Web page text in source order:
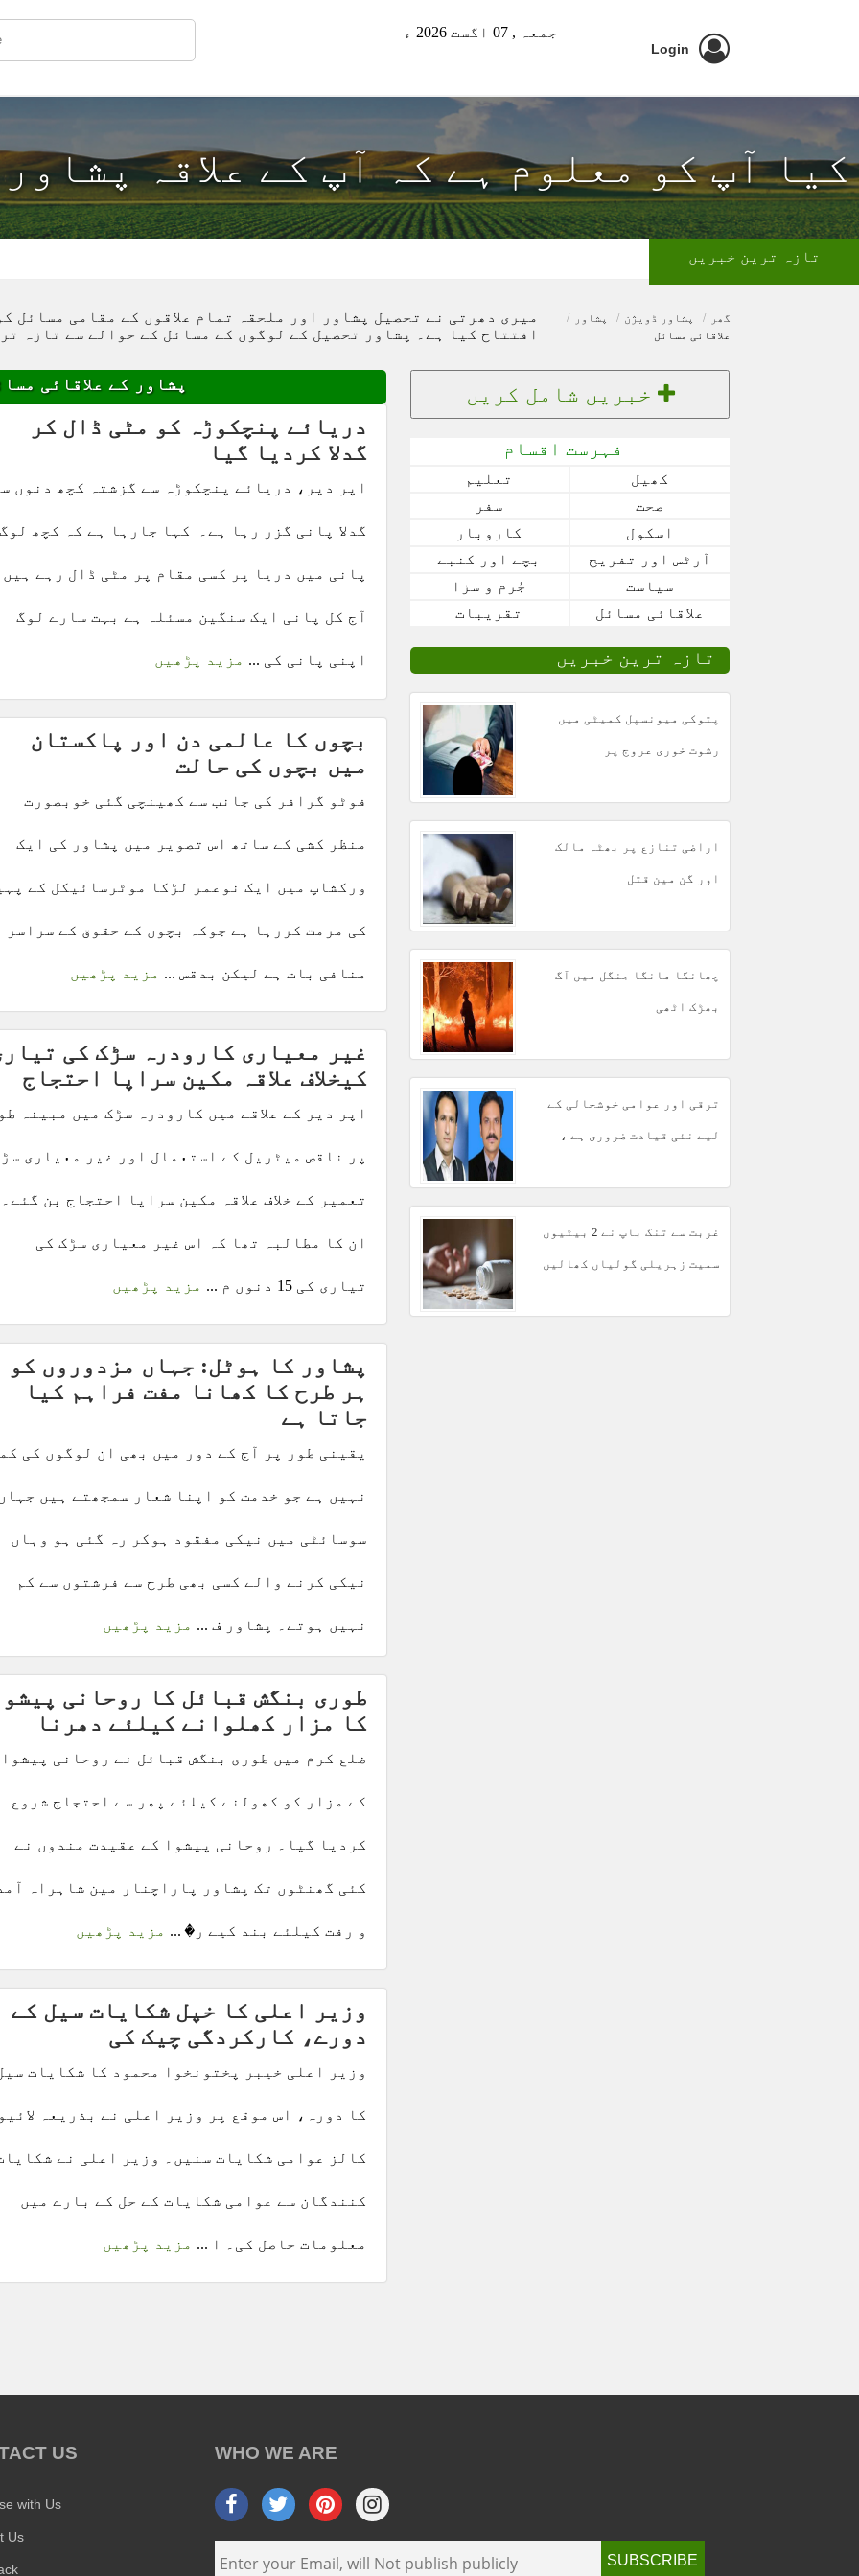
جمعہ , 07 اگست 2026 ء
Login
کیا آپ کو معلوم ہے کہ آپ کے علاقہ
تازہ ترین خبریں
گھر پشاور ڈویژن
پشاور
علاقائی مسائل
میری دھرتی نے تحصیل پشاور اور ملحقہ تمام علاقوں کے مقامی مسائل
افتتاح کیا ہے۔ پشاور تحصیل کے لوگوں کے مسائل کے حوالے سے تازہ
پشاور کے علاقائی
دریائے پنچکوڑہ کو مٹی ڈال کر
گدلا کردیا گیا
اپر دیر، دریائے پنچکوڑہ سے گزشتہ کچھ دنوں
گدلا پانی گزر رہا ہے۔ کہا جارہا ہے کہ کچھ لوگ
پانی میں دریا پر کسی مقام پر مٹی ڈال رہے
آج کل پانی ایک سنگین مسئلہ ہے بہت سارے لوگ
اپنی پانی کی ... مزید پڑھیں
بچوں کا عالمی دن اور پاکستان
میں بچوں کی حالت
فوٹو گرافر کی جانب سے کھینچی گئی خوبصورت
منظر کشی کے ساتھ اس تصویر میں پشاور کی ایک
ورکشاپ میں ایک نوعمر لڑکا موٹرسائیکل کے
کی مرمت کررہا ہے جوکہ بچوں کے حقوق کے سراسر
منافی بات ہے لیکن بدقس ... مزید پڑھیں
غیر معیاری کارودرہ سڑک کی
کیخلاف علاقہ مکین سراپا احتجاج
اپر دیر کے علاقے میں کارودرہ سڑک میں مبینہ
پر ناقص میٹریل کے استعمال اور غیر معیاری
تعمیر کے خلاف علاقہ مکین سراپا احتجاج بن گئے۔
ان کا مطالبہ تھا کہ اس غیر معیاری سڑک کی
تیاری کی 15 دنوں م ... مزید پڑھیں
پشاور کا ہوٹل: جہاں مزدوروں کو
ہر طرح کا کھانا مفت فراہم کیا
جاتا ہے
یقینی طور پر آج کے دور میں بھی ان لوگوں کی
نہیں ہے جو خدمت کو اپنا شعار سمجھتے ہیں
سوسائٹی میں نیکی مفقود ہوکر رہ گئی ہو وہاں
نیکی کرنے والے کسی بھی طرح سے فرشتوں سے کم
نہیں ہوتے۔ پشاور ف ... مزید پڑھیں
طوری بنگش قبائل کا روحانی
کا مزار کھلوانے کیلئے دھرنا
ضلع کرم میں طوری بنگش قبائل نے روحانی پیشوا
کے مزار کو کھولنے کیلئے پھر سے احتجاج شروع
کردیا گیا۔ روحانی پیشوا کے عقیدت مندوں نے
کئی گھنٹوں تک پشاور پاراچنار مین شاہراہ
و رفت کیلئے بند کیے ر� ... مزید پڑھیں
وزیر اعلی کا خپل شکایات سیل کے
دورے، کارکردگی چیک کی
وزیر اعلی خیبر پختونخوا محمود کا شکایات
کا دورہ، اس موقع پر وزیر اعلی نے بذریعہ
کالز عوامی شکایات سنیں۔ وزیر اعلی نے
کنندگان سے عوامی شکایات کے حل کے بارے میں
معلومات حاصل کی۔ ا ... مزید پڑھیں
خبریں شامل کریں
فہرست اقسام
کھیل
تعلیم
صحت
سفر
اسکول
کاروبار
آرٹس اور تفریح
بچے اور کنبے
سیاست
جُرم و سزا
علاقائی مسائل
تقریبات
تازہ ترین خبریں
پتوکی میونسپل کمیٹی میں
رشوت خوری عروج پر
اراضی تنازع پر بھٹہ مالک
اور گن مین قتل
چھانگا مانگا جنگل میں آگ
بھڑک اٹھی
ترقی اور عوامی خوشحالی کے
لیے نئی قیادت ضروری ہے ،
غربت سے تنگ باپ نے 2 بیٹیوں
سمیت زہریلی گولیاں کھالیں
US
with Us
Us
WHO WE ARE
SUBSCRIBE